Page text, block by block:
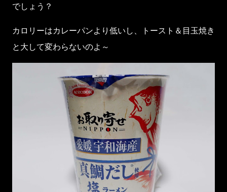
でしょう？
カロリーはカレーパンより低いし、トースト＆目玉焼き
と大して変わらないのよ～